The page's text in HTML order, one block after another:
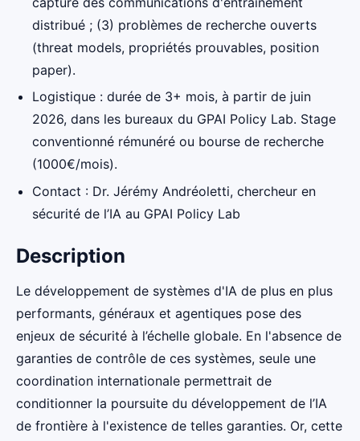
distribué ; (3) problèmes de recherche ouverts
(threat models, propriétés prouvables, position
paper).
Logistique : durée de 3+ mois, à partir de juin
2026, dans les bureaux du GPAI Policy Lab. Stage
conventionné rémunéré ou bourse de recherche
(1000€/mois).
Contact : Dr. Jérémy Andréoletti, chercheur en
sécurité de l’IA au GPAI Policy Lab
Description
Le développement de systèmes d'IA de plus en plus
performants, généraux et agentiques pose des
enjeux de sécurité à l’échelle globale. En l'absence de
garanties de contrôle de ces systèmes, seule une
coordination internationale permettrait de
conditionner la poursuite du développement de l’IA
de frontière à l'existence de telles garanties. Or, cette